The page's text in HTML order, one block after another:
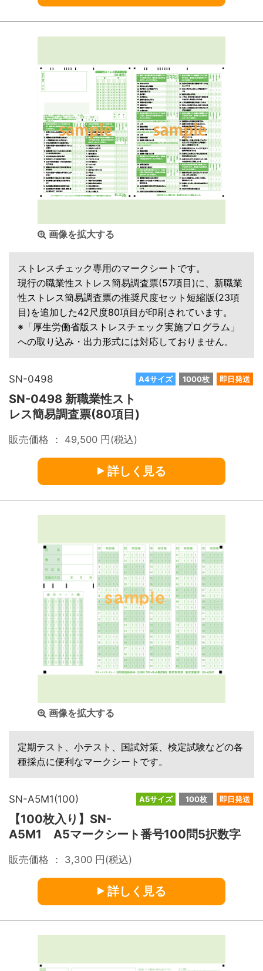
画像を拡大する
ストレスチェック専用のマークシートです。
現行の職業性ストレス簡易調査票(57項目)に、新職業
性ストレス簡易調査票の推奨尺度セット短縮版(23項
目)を追加した42尺度80項目が印刷されています。
※「厚生労働省版ストレスチェック実施プログラム」
への取り込み・出力形式には対応しておりません。
A4サイズ 1000枚 即日発送
SN-0498
SN-0498 新職業性スト
レス簡易調査票(80項目)
販売価格 ： 49,500 円(税込)
詳しく見る
画像を拡大する
定期テスト、小テスト、国試対策、検定試験などの各
種採点に便利なマークシートです。
A5サイズ 100枚 即日発送
SN-A5M1(100)
【100枚入り】SN-
A5M1 A5マークシート番号100問5択数字
販売価格 ： 3,300 円(税込)
詳しく見る